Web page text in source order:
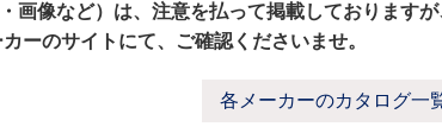
画像など）は、注意を払って掲載しておりますが
ーのサイトにて、ご確認くださいませ。
各メーカーのカタログ一